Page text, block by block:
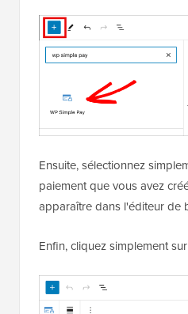
Ensuite, sélectionnez
paiement que vous avez
apparaître dans l'éditeur de
Enfin, cliquez simplement